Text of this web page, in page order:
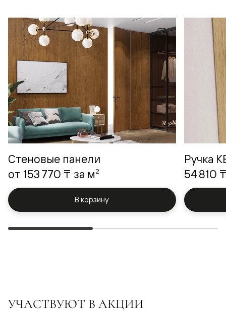
Стеновые панели
от 153 770 ₸ за м2
В корзину
Ручка
54 810 ₸
УЧАСТВУЮТ В АКЦИИ